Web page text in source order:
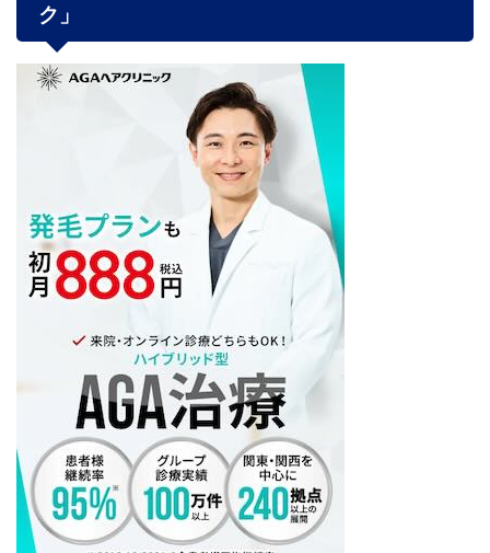
ク 」